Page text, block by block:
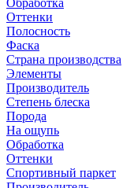
Обработка
Оттенки
Полосность
Фаска
Страна производства
Элементы
Производитель
Степень блеска
Порода
На ощупь
Обработка
Оттенки
Спортивный паркет